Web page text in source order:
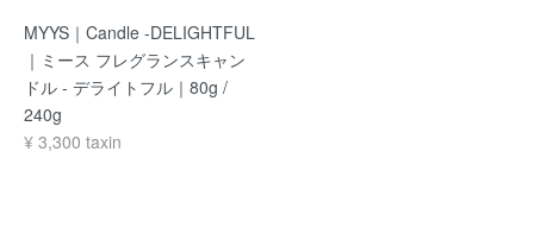
MYYS｜Candle -DELIGHTFUL
｜ミース フレグランスキャン
ドル - デライトフル｜80g /
240g
¥ 3,300 taxin